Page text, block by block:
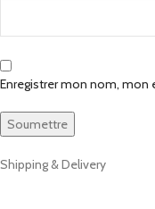
Enregistrer mon nom, mon
Shipping & Delivery